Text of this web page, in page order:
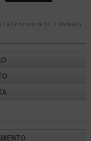
ITALIANO
1 a 12 do total de 12 | 1 Página(s)